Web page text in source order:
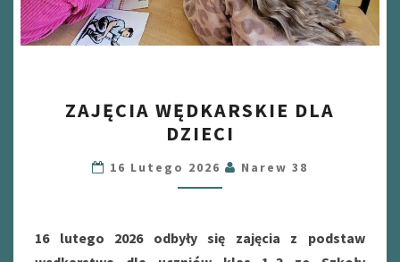
WĘDKARSKIE
DLA
DZIECI
ZAJĘCIA WĘDKARSKIE DLA
DZIECI
16 Lutego 2026 Narew 38
16 lutego 2026 odbyły się zajęcia z podstaw